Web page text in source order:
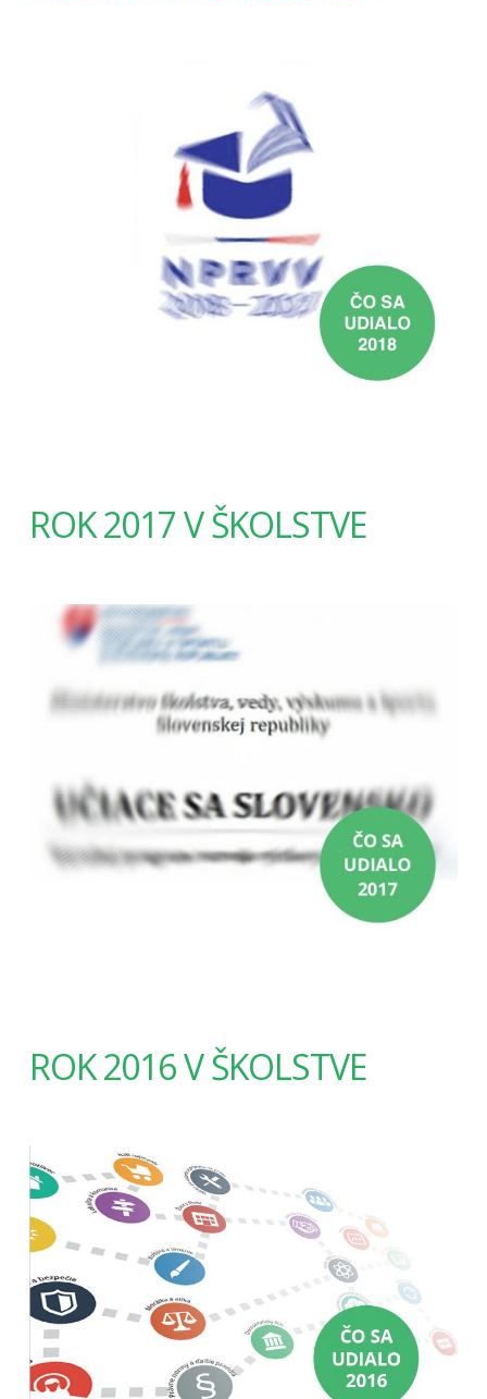
ROK 2017 V ŠKOLSTVE
ROK 2016 V ŠKOLSTVE